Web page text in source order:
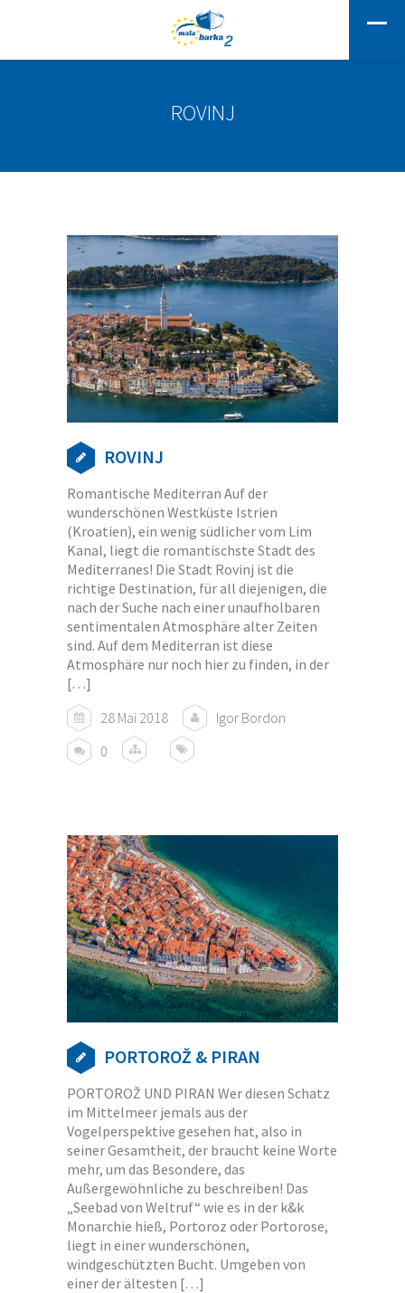
ROVINJ
ROVINJ
Romantische Mediterran Auf der
wunderschönen Westküste Istrien
(Kroatien), ein wenig südlicher vom Lim
Kanal, liegt die romantischste Stadt des
Mediterranes! Die Stadt Rovinj ist die
richtige Destination, für all diejenigen, die
nach der Suche nach einer unaufholbaren
sentimentalen Atmosphäre alter Zeiten
sind. Auf dem Mediterran ist diese
Atmosphäre nur noch hier zu finden, in der
[…]
28 Mai 2018
Igor Bordon
0
PORTOROŽ & PIRAN
PORTOROŽ UND PIRAN Wer diesen Schatz
im Mittelmeer jemals aus der
Vogelperspektive gesehen hat, also in
seiner Gesamtheit, der braucht keine Worte
mehr, um das Besondere, das
Außergewöhnliche zu beschreiben! Das
„Seebad von Weltruf“ wie es in der k&k
Monarchie hieß, Portoroz oder Portorose,
liegt in einer wunderschönen,
windgeschützten Bucht. Umgeben von
einer der ältesten […]